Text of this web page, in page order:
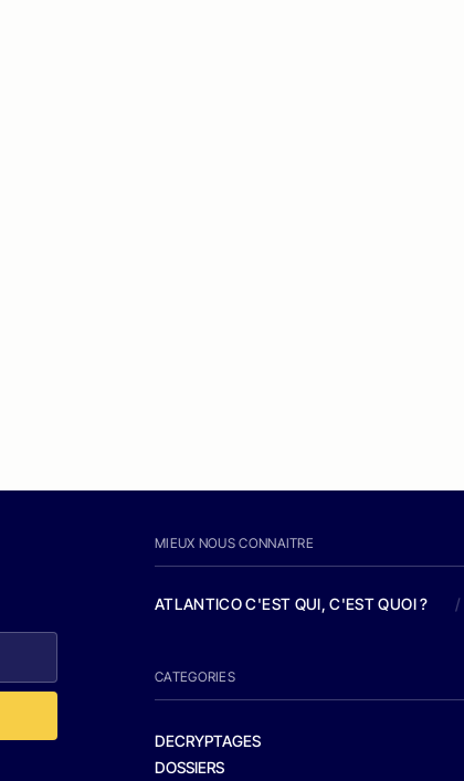
MIEUX NOUS CONNAITRE
ATLANTICO C'EST QUI, C'EST QUOI ? /
CATEGORIES
DECRYPTAGES
DOSSIERS